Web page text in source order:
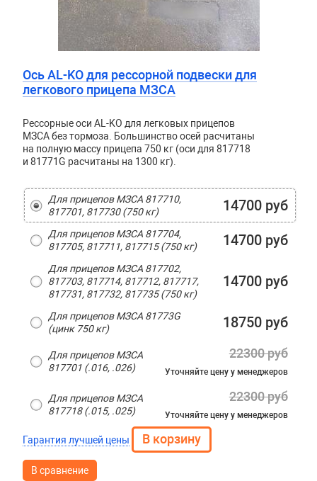
Ось AL-KO для рессорной подвески для
легкового прицепа МЗСА
Рессорные оси AL-KO для легковых прицепов
МЗСА без тормоза. Большинство осей расчитаны
на полную массу прицепа 750 кг (оси для 817718
и 81771G расчитаны на 1300 кг).
Для прицепов МЗСА 817710,
817701, 817730 (750 кг)
14700 руб
Для прицепов МЗСА 817704,
817705, 817711, 817715 (750 кг)
14700 руб
Для прицепов МЗСА 817702,
817703, 817714, 817712, 817717,
817731, 817732, 817735 (750 кг)
14700 руб
Для прицепов МЗСА 81773G
(цинк 750 кг)
18750 руб
Для прицепов МЗСА
817701 (.016, .026)
22300 руб
Уточняйте цену у менеджеров
Для прицепов МЗСА
817718 (.015, .025)
22300 руб
Уточняйте цену у менеджеров
Гарантия лучшей цены
В сравнение